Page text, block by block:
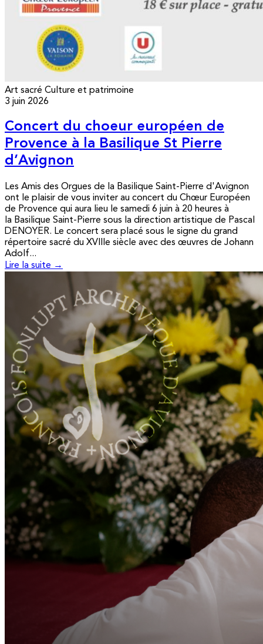
Art sacré Culture et patrimoine
3 juin 2026
Concert du choeur européen de
Provence à la Basilique St Pierre
d’Avignon
Les Amis des Orgues de la Basilique Saint-Pierre d'Avignon
ont le plaisir de vous inviter au concert du Chœur Européen
de Provence qui aura lieu le samedi 6 juin à 20 heures à
la Basilique Saint-Pierre sous la direction artistique de Pascal
DENOYER. Le concert sera placé sous le signe du grand
répertoire sacré du XVIIIe siècle avec des œuvres de Johann
Adolf...
Lire la suite →